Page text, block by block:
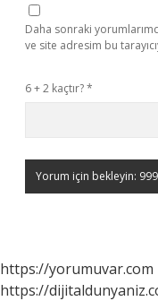
Daha sonraki
ve site adresim bu
6 + 2 kaçtır?*
https://yorumuvar.com
https://